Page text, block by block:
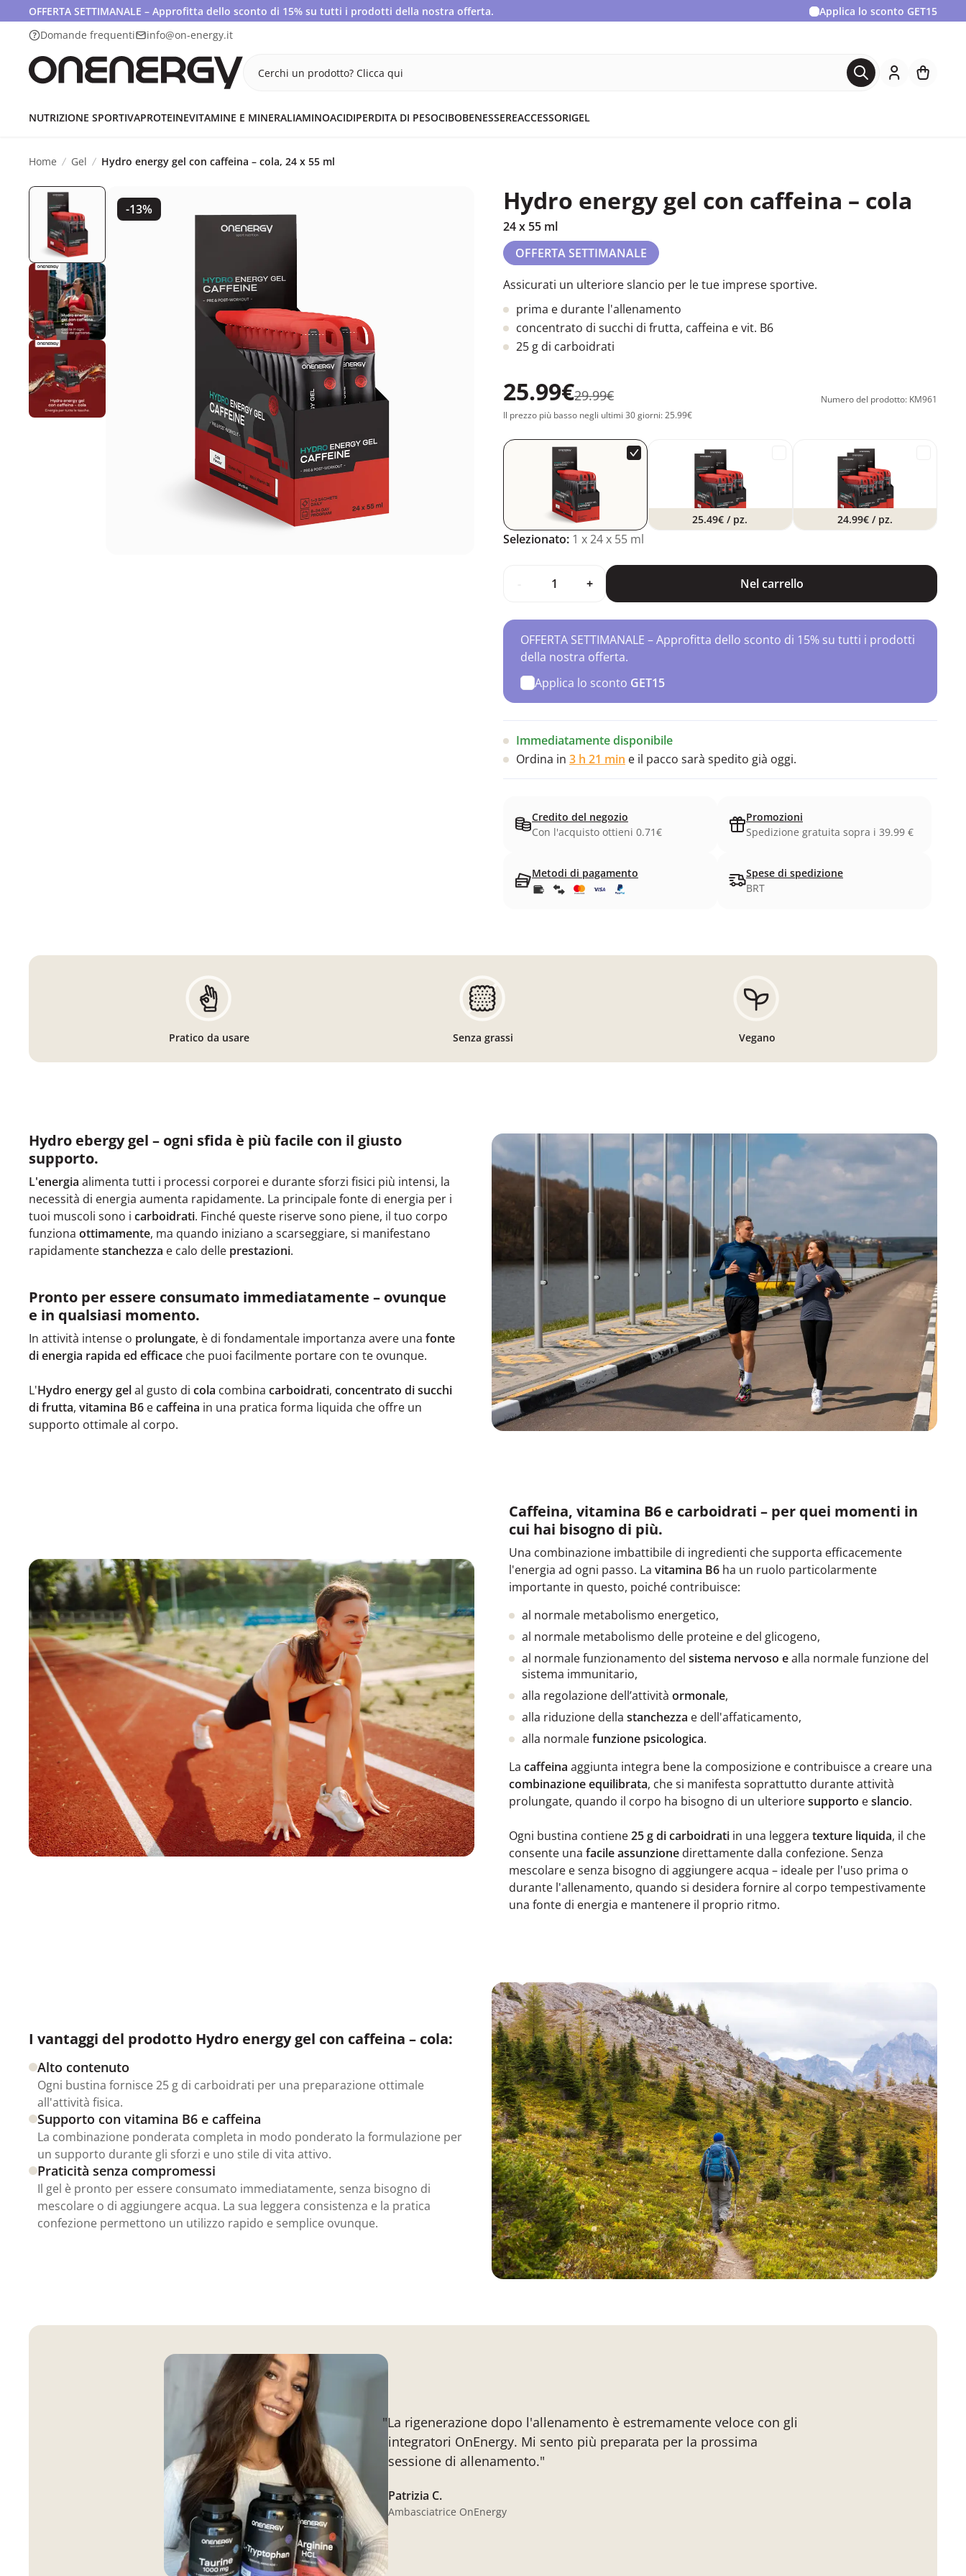
OFFERTA SETTIMANALE – Approfitta dello sconto di 15% su tutti i prodotti della nostra offerta. Applica lo sconto GET15
Domande frequenti
info@on-energy.it
Cerchi un prodotto? Clicca qui
NUTRIZIONE SPORTIVAPROTEINEVITAMINE E MINERALIAMINOACIDIPERDITA DI PESOCIBOBENESSEREACCESSORIGEL
Home Gel Hydro energy gel con caffeina – cola, 24 x 55 ml
-13% Hydro energy gel con caffeina – cola
24 x 55 ml
OFFERTA SETTIMANALE
Assicurati un ulteriore slancio per le tue imprese sportive.
prima e durante l'allenamento
concentrato di succhi di frutta, caffeina e vit. B6
25 g di carboidrati
25.99€29.99€
Numero del prodotto: KM961
Il prezzo più basso negli ultimi 30 giorni: 25.99€
25.49€/ pz. 24.99€ / pz.
Selezionato: 1 x 24 x 55 ml
+ Nel carrello
OFFERTA SETTIMANALE – Approfitta dello sconto di 15% su tutti i prodotti
della nostra offerta.
Applica lo sconto GET15
Immediatamente disponibile
Ordina in 3 h 21 min e il pacco sarà spedito già oggi.
Credito del negozio
Con l'acquisto ottieni 0.71€
Promozioni
Spedizione gratuita sopra i 39.99 €
Metodi di pagamento
Spese di spedizione
BRT
Pratico da usare Senza grassi Vegano
Hydro ebergy gel – ogni sfida è più facile con il giusto
supporto.
L'energia alimenta tutti i processi corporei e durante sforzi fisici più intensi, la
necessità di energia aumenta rapidamente. La principale fonte di energia per i
tuoi muscoli sono i carboidrati. Finché queste riserve sono piene, il tuo corpo
funziona ottimamente, ma quando iniziano a scarseggiare, si manifestano
rapidamentestanchezza e calo delle prestazioni.
Pronto per essere consumato immediatamente – ovunque
e in qualsiasi momento.
In attività intense o prolungate, è di fondamentale importanza avere una fonte
di energia rapida ed efficace che puoi facilmente portare con te ovunque.
L'Hydro energy gelal gusto di cola combina carboidrati, concentrato di succhi
di frutta, vitamina B6 ecaffeina in una pratica forma liquida che offre un
supporto ottimale al corpo.
Caffeina, vitamina B6 e carboidrati – per quei momenti in
cui hai bisogno di più.
Una combinazione imbattibile di ingredienti che supporta efficacemente
l'energia ad ogni passo. La vitamina B6 ha un ruolo particolarmente
importante in questo, poiché contribuisce:
al normale metabolismo energetico,
al normale metabolismo delle proteine e del glicogeno,
al normale funzionamento del sistema nervoso ealla normale funzione del
sistema immunitario,
alla regolazione dell’attività ormonale,
alla riduzione della stanchezza e dell'affaticamento,
alla normalefunzione psicologica.
La caffeina aggiunta integra bene la composizione e contribuisce a creare una
combinazione equilibrata, che si manifesta soprattutto durante attività
prolungate, quando il corpo ha bisogno di un ulterioresupporto eslancio.
Ogni bustina contiene25 g di carboidrati in una leggera texture liquida, il che
consente una facile assunzione direttamente dalla confezione. Senza
mescolare e senza bisogno di aggiungere acqua – ideale per l'uso prima o
durante l'allenamento, quando si desidera fornire al corpo tempestivamente
una fonte di energia e mantenere il proprio ritmo.
I vantaggi del prodotto Hydro energy gel con caffeina – cola:
Alto contenuto
Ogni bustina fornisce 25 g di carboidrati per una preparazione ottimale
all'attività fisica.
Supporto con vitamina B6 e caffeina
La combinazione ponderata completa in modo ponderato la formulazione per
un supporto durante gli sforzi e uno stile di vita attivo.
Praticità senza compromessi
Il gel è pronto per essere consumato immediatamente, senza bisogno di
mescolare o di aggiungere acqua. La sua leggera consistenza e la pratica
confezione permettono un utilizzo rapido e semplice ovunque.
"La rigenerazione dopo l'allenamento è estremamente veloce con gli
integratori OnEnergy. Mi sento più preparata per la prossima
sessione di allenamento."
Patrizia C.
Ambasciatrice OnEnergy